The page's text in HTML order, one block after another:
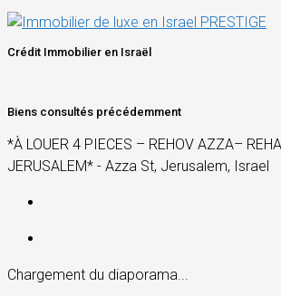
Crédit Immobilier en Israël
Biens consultés précédemment
*À LOUER 4 PIECES – REHOV AZZA–
JERUSALEM* - Azza St, Jerusalem, Israel
Chargement du diaporama...